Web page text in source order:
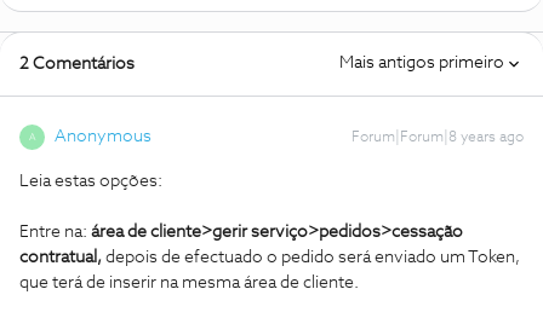
2 Comentários Mais antigos primeiro
A Anonymous Forum|Forum|8 years ago
Leia estas opções:
Entre na: área de cliente>gerir serviço>pedidos>cessação
contratual, depois de efectuado o pedido será enviado um Token,
que terá de inserir na mesma área de cliente.